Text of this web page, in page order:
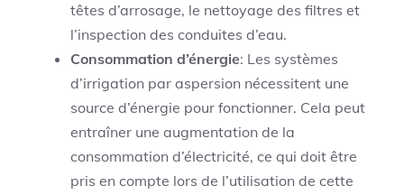
têtes d’arrosage, le nettoyage des filtres et
l’inspection des conduites d’eau.
Consommation d’énergie: Les systèmes
d’irrigation par aspersion nécessitent une
source d’énergie pour fonctionner. Cela peut
entraîner une augmentation de la
consommation d’électricité, ce qui doit être
pris en compte lors de l’utilisation de cette